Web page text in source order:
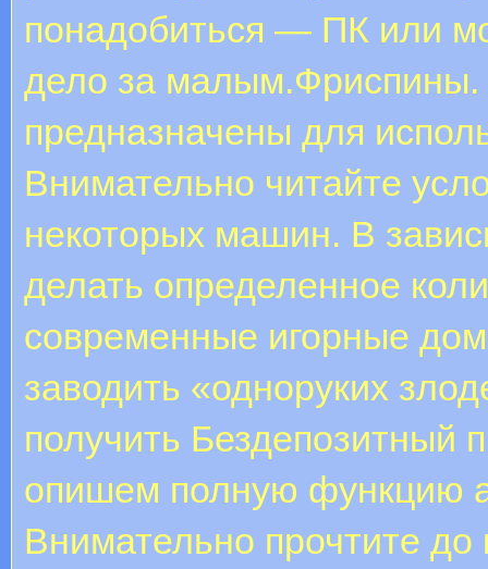
понадобиться — ПК или
дело за
предназначены для
Внимательно читайте
некоторых машин. В
делать определенное
современные игорные
заводить «одноруких
получить Бездепозитный
опишем полную функцию
Внимательно прочтите